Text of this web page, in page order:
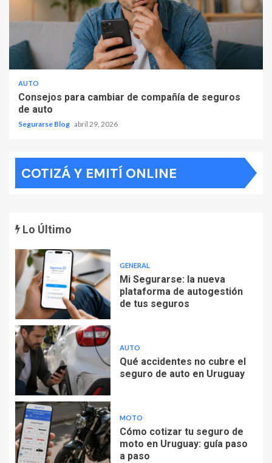
AUTO
Consejos para cambiar de compañía de seguros
de auto
Segurarse Blog abril 29, 2026
COTIZÁ Y EMITÍ ONLINE
Lo Último
GENERAL
Mi Segurarse: la nueva
plataforma de autogestión
de tus seguros
AUTO
Qué accidentes no cubre el
seguro de auto en Uruguay
MOTO
Cómo cotizar tu seguro de
moto en Uruguay: guía paso
a paso